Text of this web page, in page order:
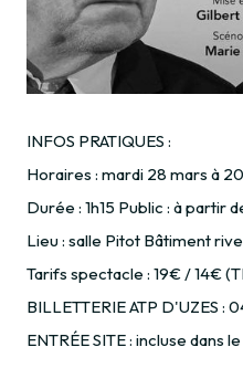
INFOS PRATIQUES :
Horaires : mardi 28 mars à
Durée : 1h15 Public : à partir
Lieu : salle Pitot Bâtiment
Tarifs spectacle : 19€ / 14€
BILLETTERIE ATP D'UZES :
ENTRÉE SITE : incluse dans